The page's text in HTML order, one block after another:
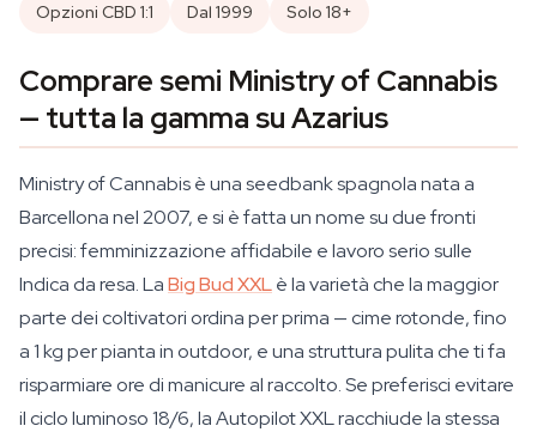
Opzioni CBD 1:1
Dal 1999 Solo 18+
Comprare semi Ministry of Cannabis
— tutta la gamma su Azarius
Ministry of Cannabis è una seedbank spagnola nata a
Barcellona nel 2007, e si è fatta un nome su due fronti
precisi: femminizzazione affidabile e lavoro serio sulle
Indica da resa. LaBig Bud XXLè la varietà che la maggior
parte dei coltivatori ordina per prima — cime rotonde, fino
a 1 kg per pianta in outdoor, e una struttura pulita che ti fa
risparmiare ore di manicure al raccolto. Se preferisci evitare
il ciclo luminoso 18/6, la Autopilot XXL racchiude la stessa